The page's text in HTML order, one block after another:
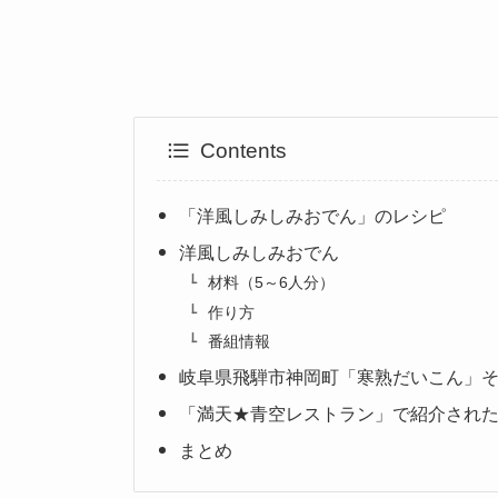
Contents
「洋風しみしみおでん」のレシピ
洋風しみしみおでん
材料（5～6人分）
作り方
番組情報
岐阜県飛騨市神岡町「寒熟だいこん」
「満天★青空レストラン」で紹介され
まとめ